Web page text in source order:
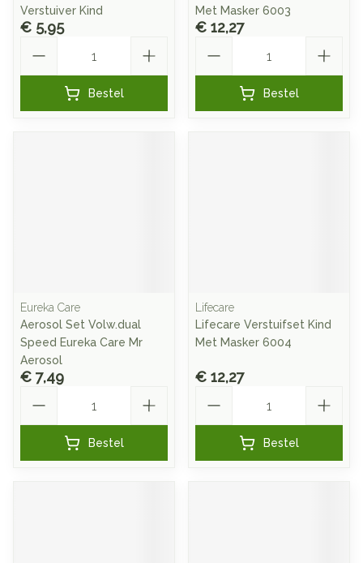
Verstuiver Kind
€ 5,95
Bestel
Met Masker 6003
€ 12,27
Bestel
Eureka Care
Aerosol Set Volw.dual
Speed Eureka Care Mr
Aerosol
€ 7,49
Bestel
Lifecare
Lifecare Verstuifset Kind
Met Masker 6004
€ 12,27
Bestel